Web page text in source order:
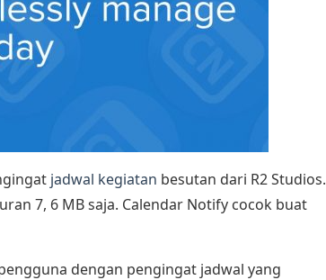
jadwal kegiatan besutan dari R2 Studios.
7, 6 MB saja. Calendar Notify cocok buat
dengan pengingat jadwal yang